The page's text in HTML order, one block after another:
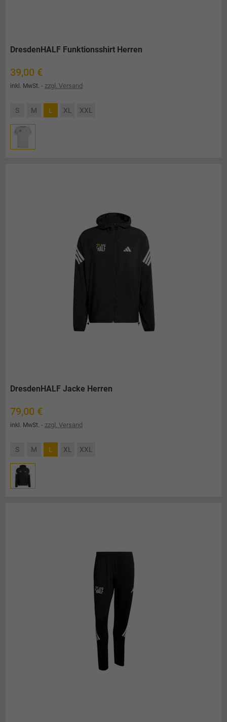
DresdenHALF Funktionsshirt Herren
Preis
39,00 €
inkl. MwSt. zzgl. Versand
S M L XL XXL
DresdenHALF Jacke Herren
Preis
79,00 €
inkl. MwSt. zzgl. Versand
S M L XL XXL